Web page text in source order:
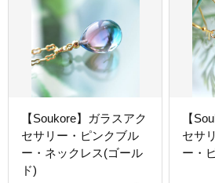
【Soukore】ガラスアク
セサリー・ピンクブル
ー・ネックレス(ゴール
ド)
【
セサ
ー・